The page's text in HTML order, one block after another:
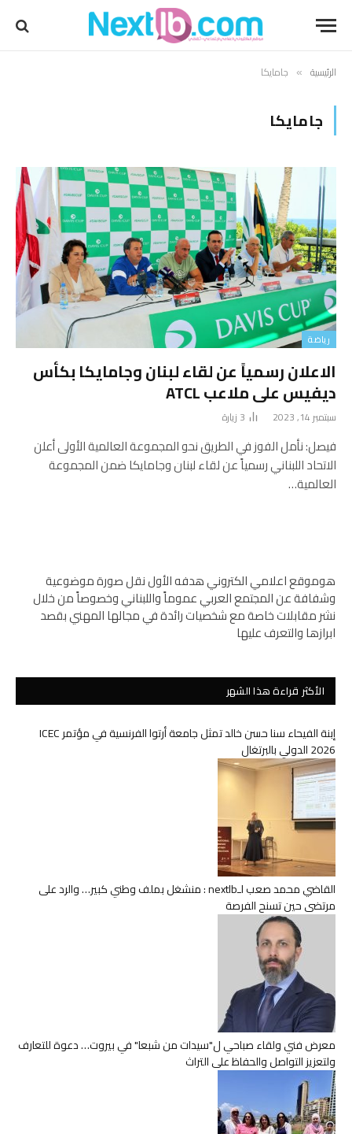
الرئيسية » جامايكا
جامايكا
رياضة
الاعلان رسمياً عن لقاء لبنان وجامايكا بكأس
ديفيس على ملاعب ATCL
سبتمبر 14, 2023 3 زيارة
فيصل: نأمل الفوز في الطريق نحو المجموعة العالمية الأولى أعلن
الاتحاد اللبناني رسمياً عن لقاء لبنان وجامايكا ضمن المجموعة
العالمية…
هوموقع اعلامي الكتروني هدفه الأول نقل صورة موضوعية
وشفافة عن المجتمع العربي عموماً واللبناني وخصوصاً من خلال
نشر مقابلات خاصة مع شخصيات رائدة في مجالها المهني بقصد
ابرازها والتعرف عليها
الأكثر قراءة هذا الشهر
إبنة الفيحاء سنا حسن خالد تمثل جامعة أرتوا الفرنسية في مؤتمر ICEC
2026 الدولي بالبرتغال
القاضي محمد صعب لـnextlb : منشغل بملف وطني كبير… والرد على
مرتضى حين تسنح الفرصة
معرض فني ولقاء صباحي ل"سيدات من شبعا" في بيروت… دعوة للتعارف
ولتعزيز التواصل والحفاظ على التراث